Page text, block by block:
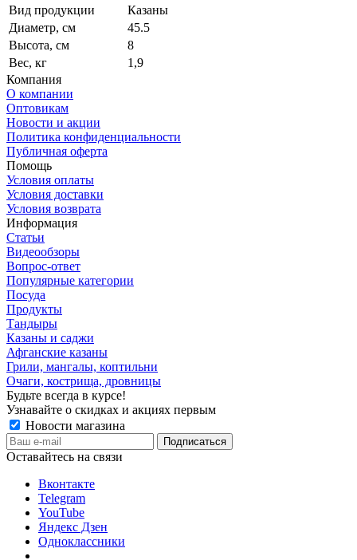
Вид продукции
Казаны
Диаметр, см
45.5
Высота, см
8
Вес, кг
1,9
Компания
О компании
Оптовикам
Новости и акции
Политика конфиденциальности
Публичная оферта
Помощь
Условия оплаты
Условия доставки
Условия возврата
Информация
Статьи
Видеообзоры
Вопрос-ответ
Популярные категории
Посуда
Продукты
Тандыры
Казаны и саджи
Афганские казаны
Грили, мангалы, коптильни
Очаги, кострища, дровницы
Будьте всегда в курсе!
Узнавайте о скидках и акциях первым
Новости магазина
Оставайтесь на связи
Вконтакте
Telegram
YouTube
Яндекс Дзен
Одноклассники